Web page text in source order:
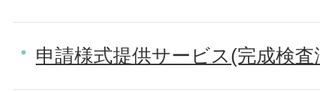
申請様式提供サービス(完成検